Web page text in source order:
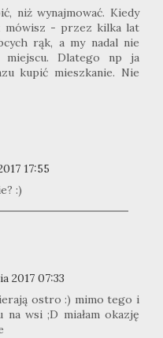
niż wynajmować. Kiedy
mówisz - przez kilka lat
rąk, a my nadal nie
Dlatego np ja
kupić mieszkanie. Nie
17:55
:)
2017 07:33
ostro :) mimo tego i
wsi ;D miałam okazję